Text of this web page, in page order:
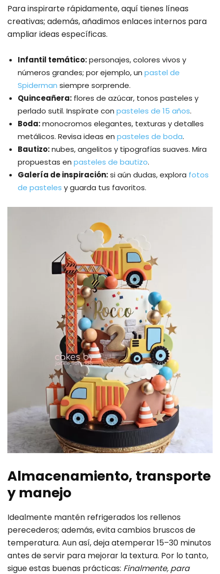
Para inspirarte rápidamente, aquí tienes líneas
creativas; además, añadimos enlaces internos para
ampliar ideas específicas.
Infantil temático:personajes, colores vivos y
números grandes; por ejemplo, un pastel de
Spiderman siempre sorprende.
Quinceañera: flores de azúcar, tonos pasteles y
perlado sutil. Inspírate con pasteles de 15 años.
Boda:monocromos elegantes, texturas y detalles
metálicos. Revisa ideas en pasteles de boda.
Bautizo:nubes, angelitos y tipografías suaves. Mira
propuestas en pasteles de bautizo.
Galería de inspiración:si aún dudas, explora fotos
de pasteles y guarda tus favoritos.
Almacenamiento, transporte
y manejo
Idealmente mantén refrigerados los rellenos
perecederos; además, evita cambios bruscos de
temperatura. Aun así, deja atemperar 15–30 minutos
antes de servir para mejorar la textura. Por lo tanto,
sigue estas buenas prácticas: Finalmente, para